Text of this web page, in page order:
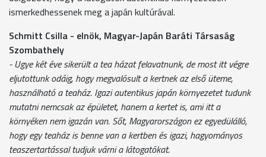
ismerkedhessenek meg a japán kultúrával.
Schmitt Csilla - elnök, Magyar-Japán Baráti Társaság
Szombathely
- Ugye két éve sikerült a tea házat felavatnunk, de most itt végre
eljutottunk odáig, hogy megvalósult a kertnek az első üteme,
használható a teaház. Igazi autentikus japán környezetet tudunk
mutatni nemcsak az épületet, hanem a kertet is, ami itt a
környéken nem igazán van. Sőt, Magyarországon ez egyedülálló,
hogy egy teaház is benne van a kertben és igazi, hagyományos
teaszertartással tudjuk várni a látogatókat.